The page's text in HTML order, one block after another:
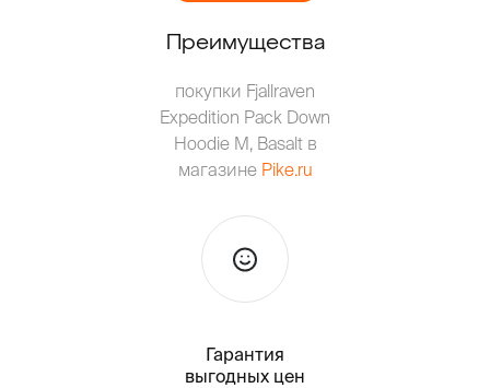
Преимущества
покупки Fjallraven
Expedition Pack Down
Hoodie M, Basalt в
магазине Pike.ru
Гарантия
выгодных цен